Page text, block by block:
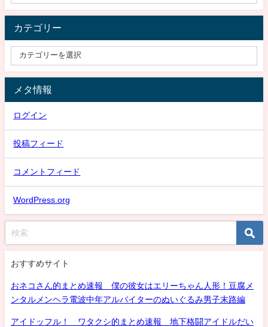
カテゴリー
メタ情報
ログイン
投稿フィード
コメントフィード
WordPress.org
おすすめサイト
おネコさん的まとめ速報 僕の彼女はエリーちゃん人形！豆腐メ
ンタルメンヘラ電波中年アルバイターのぬいぐるみ男子末路編
アイドッフル！ ワタクシ的まとめ速報 地下格闘アイドルだい